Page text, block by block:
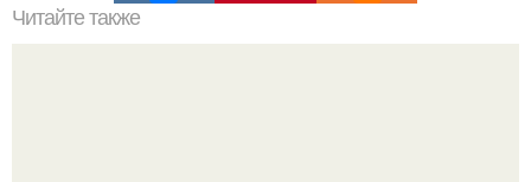
Читайте также